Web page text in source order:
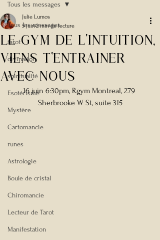
Tous les messages
tarot
divination
spiritualité
Esotérisme
Mystère
Cartomancie
runes
Astrologie
Boule de cristal
Chiromancie
Lecteur de Tarot
Manifestation
Tous les messages
Le gym de l'intuition,
viens t'entrainer
avec nous
Julie Lumos
5 juin2 min de lecture
16 juin 6:30pm, Rgym Montreal, 279
Sherbrooke W St, suite 315